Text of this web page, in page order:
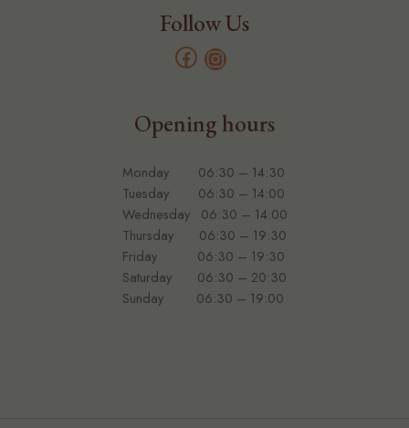
Follow Us
Opening hours
Monday 06:30 – 14:30
Tuesday 06:30 – 14:00
Wednesday 06:30 – 14:00
Thursday 06:30 – 19:30
Friday 06:30 – 19:30
Saturday 06:30 – 20:30
Sunday 06:30 – 19:00